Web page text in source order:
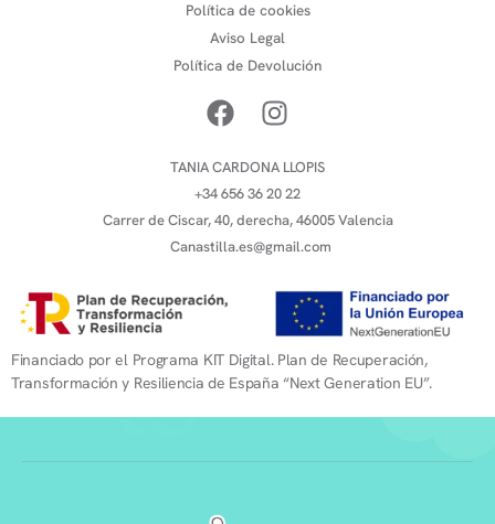
Política de cookies
Aviso Legal
Política de Devolución
TANIA CARDONA LLOPIS
+34 656 36 20 22
Carrer de Ciscar, 40, derecha, 46005 Valencia
Canastilla.es@gmail.com
Financiado por el Programa KIT Digital. Plan de Recuperación,
Transformación y Resiliencia de España “Next Generation EU”.